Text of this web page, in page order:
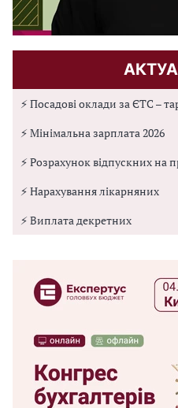
⚡ Посадові оклади за ЄТС –
⚡ Мінімальна зарплата 2026
⚡ Розрахунок відпускних на
⚡ Нарахування лікарняних
⚡ Виплата декретних